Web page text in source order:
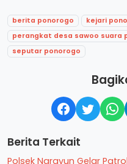
berita ponorogo kejari
perangkat desa sawoo suara
seputar ponorogo
Berita Terkait
Polsek Ngrayun Gelar